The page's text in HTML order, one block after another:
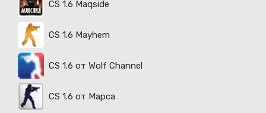
CS 1.6 Maqside
CS 1.6 Mayhem
CS 1.6 от Wolf Channel
CS 1.6 от Марса